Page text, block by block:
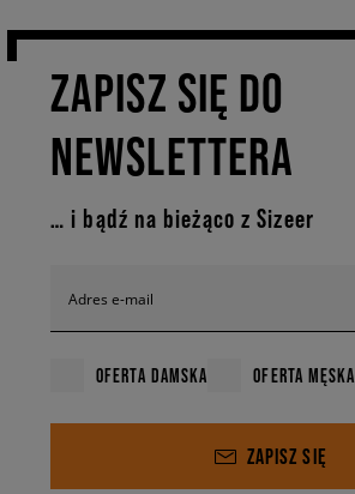
ZAPISZ SIĘ DO
NEWSLETTERA
… i bądź na bieżąco z Sizeer
Adres e-mail
OFERTA DAMSKA OFERTA MĘSKA
ZAPISZ SIĘ